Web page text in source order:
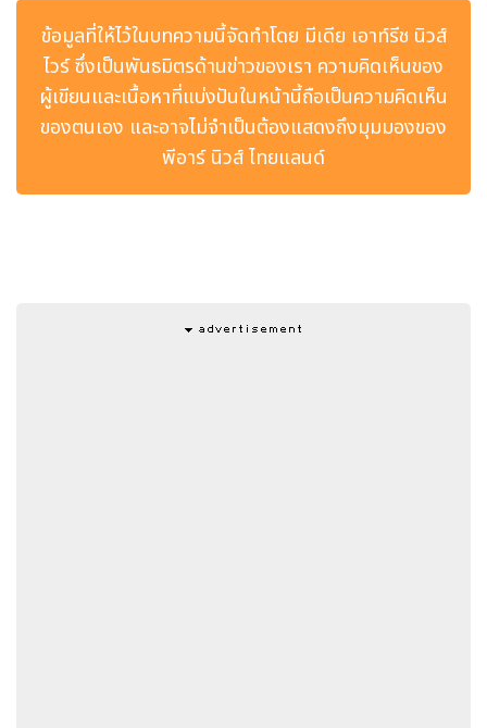
ข้อมูลที่ให้ไว้ในบทความนี้จัดทำโดย มีเดีย เอาท์รีช นิวส์
ไวร์ ซึ่งเป็นพันธมิตรด้านข่าวของเรา ความคิดเห็นของ
ผู้เขียนและเนื้อหาที่แบ่งปันในหน้านี้ถือเป็นความคิดเห็น
ของตนเอง และอาจไม่จำเป็นต้องแสดงถึงมุมมองของ
พีอาร์ นิวส์ ไทยแลนด์